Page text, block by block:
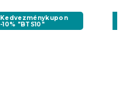
Kedvezménykupon
-10% "BTS10"